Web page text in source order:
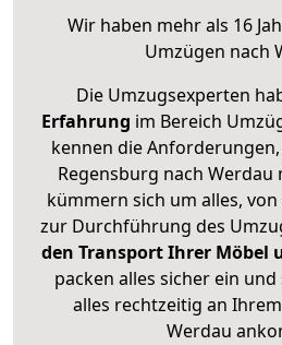
Wir haben mehr als 16
Umzügen nach
Die Umzugsexperten
Erfahrung im Bereich
kennen die
Regensburg nach Werdau
kümmern sich um alles,
zur Durchführung des
den Transport Ihrer Möbel
packen alles sicher ein
alles rechtzeitig an
Werdau